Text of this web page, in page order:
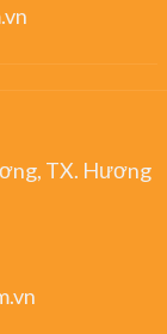
TX. Hương